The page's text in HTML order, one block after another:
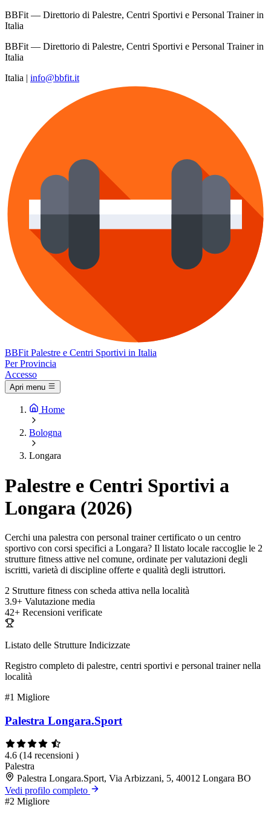
BBFit — Direttorio di Palestre, Centri Sportivi e Personal Trainer in
Italia
BBFit — Direttorio di Palestre, Centri Sportivi e Personal Trainer in
Italia
Italia | info@bbfit.it
BBFit Palestre e Centri Sportivi in Italia
Per Provincia
Accesso
Apri menu
Home
Bologna
Longara
Palestre e Centri Sportivi a
Longara (2026)
Cerchi una palestra con personal trainer certificato o un centro
sportivo con corsi specifici a Longara? Il listato locale raccoglie le 2
strutture fitness attive nel comune, ordinate per valutazioni degli
iscritti, varietà di discipline offerte e qualità degli istruttori.
2 Strutture fitness con scheda attiva nella località
3.9+ Valutazione media
42+ Recensioni verificate
Listato delle Strutture Indicizzate
Registro completo di palestre, centri sportivi e personal trainer nella
località
#1 Migliore
Palestra Longara.Sport
4.6 (14 recensioni )
Palestra
Palestra Longara.Sport, Via Arbizzani, 5, 40012 Longara BO
Vedi profilo completo
#2 Migliore